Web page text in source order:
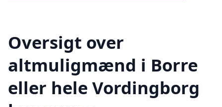
Oversigt over
altmuligmænd i Borre
eller hele Vordingborg